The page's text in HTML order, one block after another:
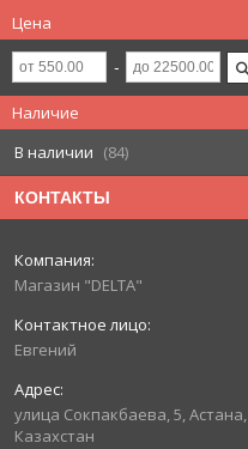
Цена
Наличие
В наличии
84
КОНТАКТЫ
Магазин "DELTA"
Евгений
улица Сокпакбаева, 5, Астана,
Казахстан